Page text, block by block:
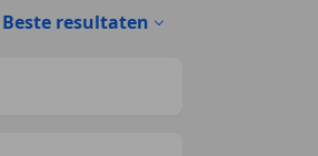
Beste resultaten